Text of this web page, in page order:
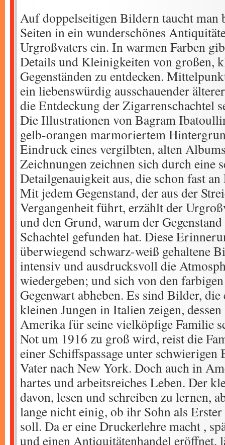
Auf doppelseitigen Bildern taucht man
Seiten in ein wunderschönes
Urgroßvaters ein. In warmen Farben
Details und Kleinigkeiten von großen,
Gegenständen zu entdecken.
ein liebenswürdig ausschauender
die Entdeckung der Zigarrenschachtel
Die Illustrationen von Bagram
gelb-orangen marmoriertem
Eindruck eines vergilbten, alten
Zeichnungen zeichnen sich durch eine
Detailgenauigkeit aus, die schon fast
Mit jedem Gegenstand, der aus der
Vergangenheit führt, erzählt der
und den Grund, warum der
Schachtel gefunden hat. Diese
überwiegend schwarz-weiß gehaltene
intensiv und ausdrucksvoll die
wiedergeben; und sich von den
Gegenwart abheben. Es sind Bilder,
kleinen Jungen in Italien zeigen,
Amerika für seine vielköpfige Familie
Not um 1916 zu groß wird, reist die
einer Schiffspassage unter schwierigen
Vater nach New York. Doch auch in
hartes und arbeitsreiches Leben. Der
davon, lesen und schreiben zu lernen,
lange nicht einig, ob ihr Sohn als Erster
soll. Da er eine Druckerlehre macht ,
und einen Antiquitätenhandel eröffnet,